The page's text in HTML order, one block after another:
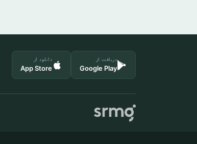
دریافت از
Google Play
دانلود از
App Store